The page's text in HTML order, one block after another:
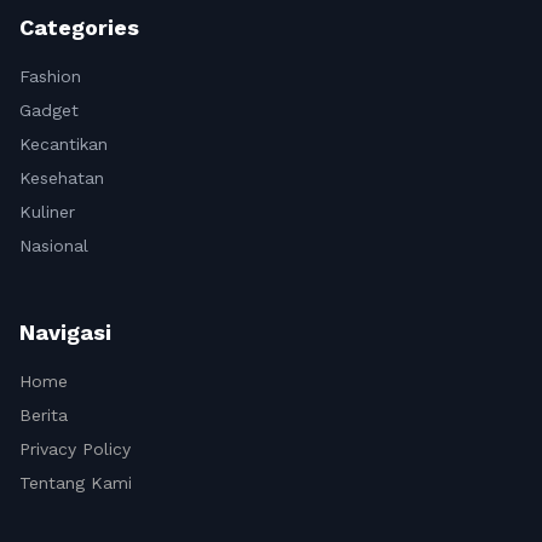
Categories
Fashion
Gadget
Kecantikan
Kesehatan
Kuliner
Nasional
Navigasi
Home
Berita
Privacy Policy
Tentang Kami